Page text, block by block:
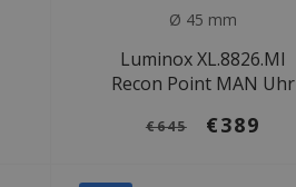
Ø 45 mm
Luminox XL.8826.MI
Recon Point MAN Uhr
€645 €389